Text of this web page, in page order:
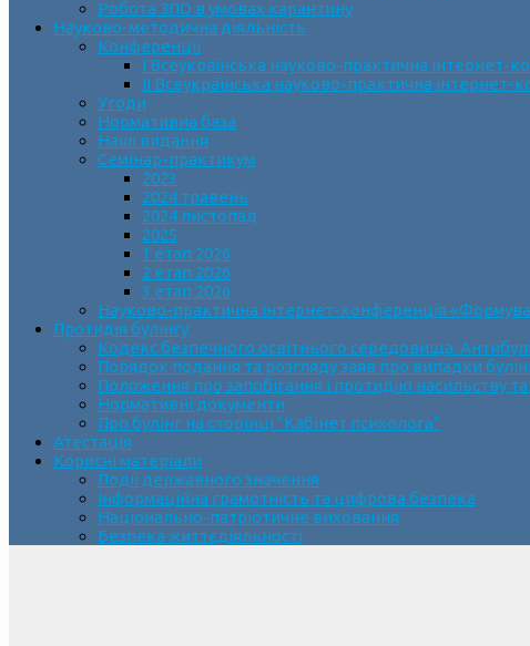
Робота ЗПО в умовах карантину
Науково-методична діяльність
Конференції
І Всеукраїнська науково-практична інтернет-
ІІ Всеукраїнська науково-практична інтернет-
Угоди
Нормативна база
Наші видання
Семінар-практикум
2023
2024 травень
2024 листопад
2025
1 етап 2026
2 етап 2026
3 етап 2026
Науково-практична інтернет-конференція
Протидія булінгу
Кодекс безпечного освітнього середовища.
Порядок подання та розгляду заяв про випадки
Положення про запобігання і протидію насильству
Нормативні документи
Про булінг на сторінці “Кабінет психолога”
Атестація
Корисні матеріали
Події державного значення
Інформаційна грамотність та цифрова безпека
Національно-патріотичне виховання
Безпека життєдіяльності